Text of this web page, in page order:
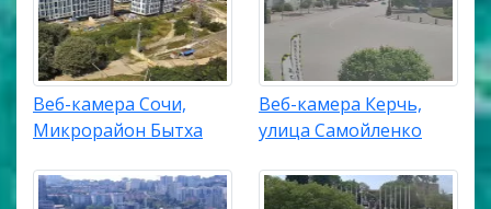
Веб-камера Сочи,
Микрорайон Бытха
Веб-камера Керчь,
улица Самойленко